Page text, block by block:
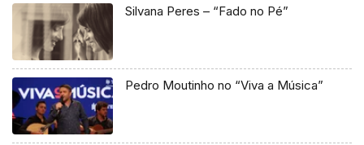
Silvana Peres – “Fado no Pé”
Pedro Moutinho no “Viva a Música”